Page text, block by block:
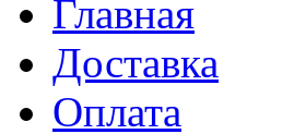
Главная
Доставка
Оплата